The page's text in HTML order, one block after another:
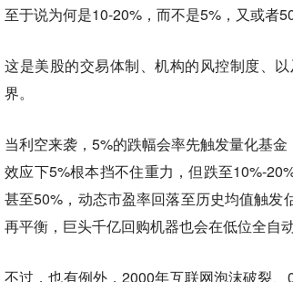
至于说为何是10-20%，而不是5%，又或者
这是美股的交易体制、机构的风控制度、
界。
当利空来袭，5%的跌幅会率先触发量化基
效应下5%根本挡不住重力，但跌至10%-
甚至50%，动态市盈率回落至历史均值触
再平衡，巨头千亿回购机器也会在低位全自动
不过，也有例外，2000年互联网泡沫破裂